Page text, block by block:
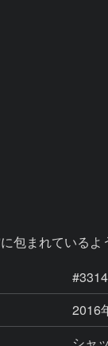
包まれているよ
2016
シャ